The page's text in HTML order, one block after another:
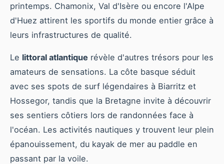
printemps. Chamonix, Val d'Isère ou encore l'Alpe
d'Huez attirent les sportifs du monde entier grâce à
leurs infrastructures de qualité.
Le littoral atlantique révèle d'autres trésors pour les
amateurs de sensations. La côte basque séduit
avec ses spots de surf légendaires à Biarritz et
Hossegor, tandis que la Bretagne invite à découvrir
ses sentiers côtiers lors de randonnées face à
l'océan. Les activités nautiques y trouvent leur plein
épanouissement, du kayak de mer au paddle en
passant par la voile.